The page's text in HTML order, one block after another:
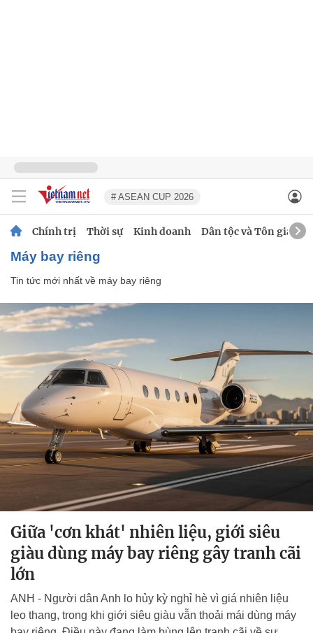
# ASEAN CUP 2026
Chính trị Thời sự Kinh doanh Dân tộc và Tôn giáo
máy bay riêng
Tin tức mới nhất về máy bay riêng
Giữa 'cơn khát' nhiên liệu, giới siêu
giàu dùng máy bay riêng gây tranh cãi
lớn
ANH - Người dân Anh lo hủy kỳ nghỉ hè vì giá nhiên liệu
leo thang, trong khi giới siêu giàu vẫn thoải mái dùng máy